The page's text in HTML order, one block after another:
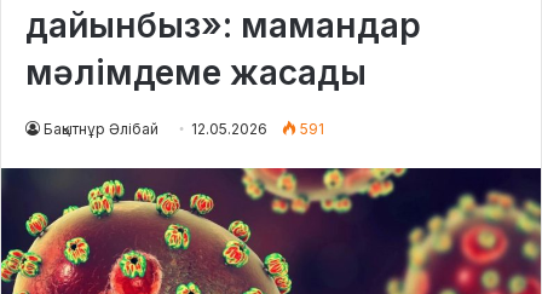
дайынбыз»: мамандар
мәлімдеме жасады
Бақытнұр Әлібай 12.05.2026 591